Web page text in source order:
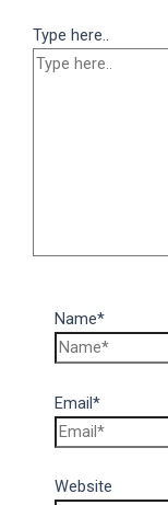
Type here..
Name*
Email*
Website